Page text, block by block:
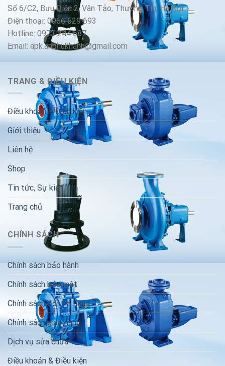
Số 6/C2, Bưu Điện 2, Vân Tảo, Thường Tín, Hà Nội
Điện thoại: 0966 629 693
Hotline: 0973 244 687
Email: apk.anphukhanh@gmail.com
TRANG & ĐIỀU KIỆN
Điều khoản & Điều kiện
Giới thiệu
Liên hệ
Shop
Tin tức, Sự kiện
Trang chủ
CHÍNH SÁCH
Chính sách bảo hành
Chính sách bảo mật
Chính sách đổi trả hàng
Chính sách giao hàng
Dịch vụ sửa chữa
Điều khoản & Điều kiện